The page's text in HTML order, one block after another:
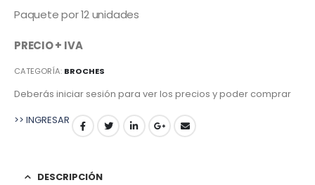
Paquete por 12 unidades
PRECIO + IVA
CATEGORÍA: BROCHES
Deberás iniciar sesión para ver los precios y poder comprar
>> INGRESAR
DESCRIPCIÓN